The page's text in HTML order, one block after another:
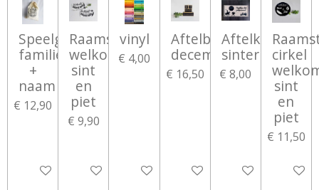
Speelgoedzak
familie
+
naam
€ 12,90
Bekijk details
Raamsticker
welkom
sint
en
piet
€ 9,90
Bekijk details
vinyl
€ 4,00
Bekijk details
Aftelblokken
decembermaand
€ 16,50
Bekijk details
Aftelkalender
sinterklaas
€ 8,00
Bekijk details
cirkel
sint
en
piet
€ 11,50
Bekijk